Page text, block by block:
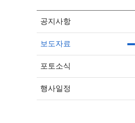
공지사항
보도자료
포토소식
행사일정